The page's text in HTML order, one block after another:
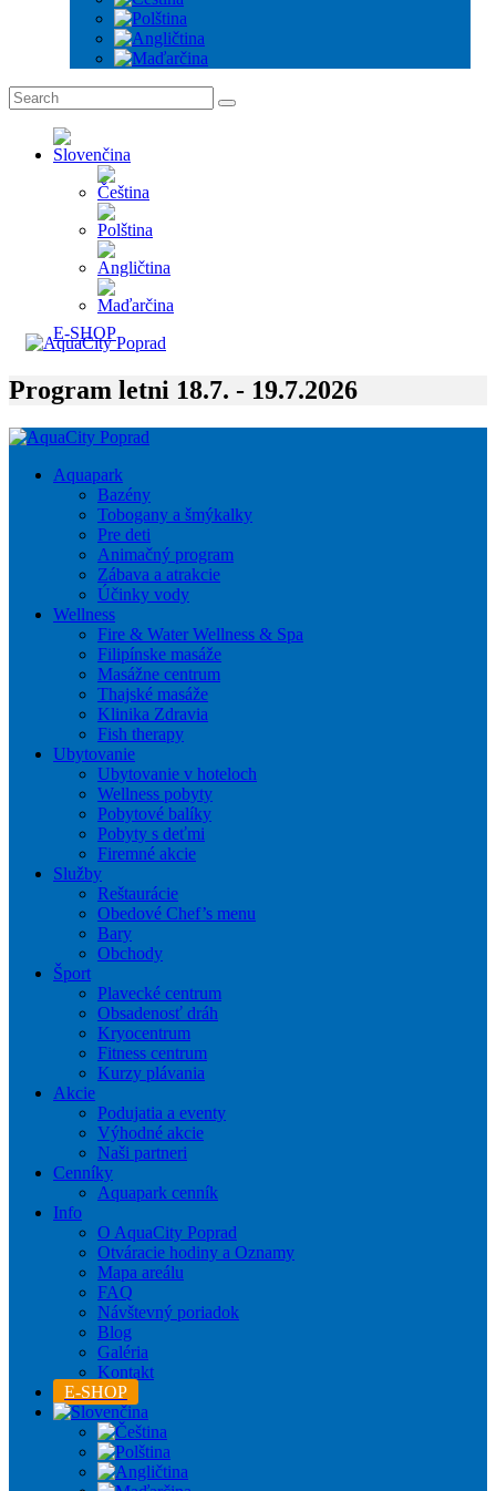
E-SHOP
Program letni 18.7. - 19.7.2026
Aquapark
Bazény
Tobogany a šmýkalky
Pre deti
Animačný program
Zábava a atrakcie
Účinky vody
Wellness
Fire & Water Wellness & Spa
Filipínske masáže
Masážne centrum
Thajské masáže
Klinika Zdravia
Fish therapy
Ubytovanie
Ubytovanie v hoteloch
Wellness pobyty
Pobytové balíky
Pobyty s deťmi
Firemné akcie
Služby
Reštaurácie
Obedové Chef’s menu
Bary
Obchody
Šport
Plavecké centrum
Obsadenosť dráh
Kryocentrum
Fitness centrum
Kurzy plávania
Akcie
Podujatia a eventy
Výhodné akcie
Naši partneri
Cenníky
Aquapark cenník
Info
O AquaCity Poprad
Otváracie hodiny a Oznamy
Mapa areálu
FAQ
Návštevný poriadok
Blog
Galéria
Kontakt
E-SHOP